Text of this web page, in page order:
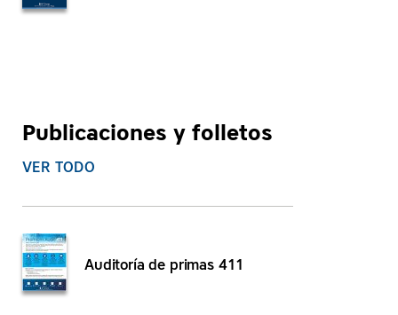
Publicaciones y folletos
VER TODO
Auditoría de primas 411